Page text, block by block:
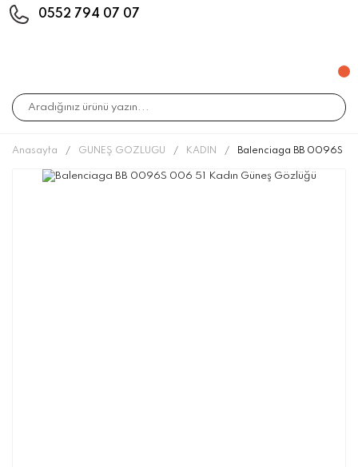
0552 794 07 07
Anasayfa GÜNEŞ GÖZLÜĞÜ KADIN Balenciaga BB 0096S